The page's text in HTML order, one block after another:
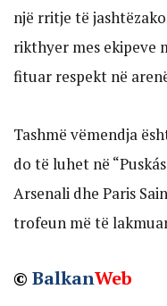
një rritje të
rikthyer mes ekipeve
fituar respekt në
Tashmë vëmendja
do të luhet në
Arsenali dhe Paris
trofeun më të
© BalkanWeb